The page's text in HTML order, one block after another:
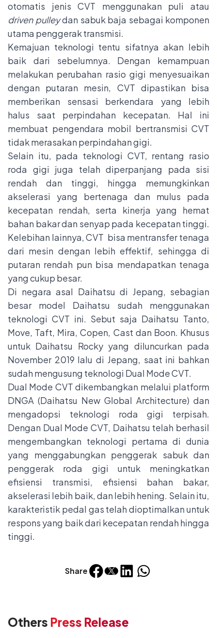
Share
otomatis jenis CVT menggunakan puli atau
driven pulleydan sabuk baja sebagai komponen
utama penggerak transmisi.
Kemajuan teknologi tentu sifatnya akan lebih
baik dari sebelumnya. Dengan kemampuan
melakukan perubahan rasio gigi menyesuaikan
dengan putaran mesin, CVT dipastikan bisa
memberikan sensasi berkendara yang lebih
halus saat perpindahan kecepatan. Hal ini
membuat pengendara mobil bertransmisi CVT
tidak merasakan perpindahan gigi.
Selain itu, pada teknologi CVT, rentang rasio
roda gigi juga telah diperpanjang pada sisi
rendah dan tinggi, hingga memungkinkan
akselerasi yang bertenaga dan mulus pada
kecepatan rendah, serta kinerja yang hemat
bahan bakar dan senyap pada kecepatan tinggi.
Kelebihan lainnya, CVT bisa mentransfer tenaga
dari mesin dengan lebih effektif, sehingga di
putaran rendah pun bisa mendapatkan tenaga
yang cukup besar.
Di negara asal Daihatsu di Jepang, sebagian
besar model Daihatsu sudah menggunakan
teknologi CVT ini. Sebut saja Daihatsu Tanto,
Move, Taft, Mira, Copen, Cast dan Boon. Khusus
untuk Daihatsu Rocky yang diluncurkan pada
November 2019 lalu di Jepang, saat ini bahkan
sudah mengusung teknologi Dual Mode CVT.
Dual Mode CVT dikembangkan melalui platform
DNGA (Daihatsu New Global Architecture) dan
mengadopsi teknologi roda gigi terpisah.
Dengan Dual Mode CVT, Daihatsu telah berhasil
mengembangkan teknologi pertama di dunia
yang menggabungkan penggerak sabuk dan
penggerak roda gigi untuk meningkatkan
efisiensi transmisi, efisiensi bahan bakar,
akselerasi lebih baik, dan lebih hening. Selain itu,
karakteristik pedal gas telah dioptimalkan untuk
respons yang baik dari kecepatan rendah hingga
tinggi.
Others Press Release